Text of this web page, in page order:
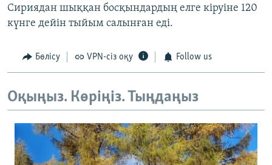
Сириядан шыққан босқындардың елге кіруіне 120
күнге дейін тыйым салынған еді.
Бөлісу VPN-сіз оқу Follow us
Оқыңыз. Көріңіз. Тыңдаңыз